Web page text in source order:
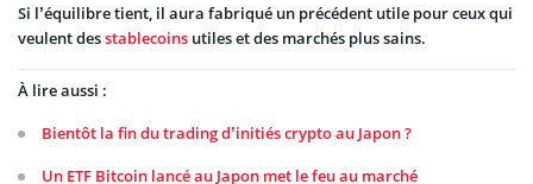
Si l’équilibre tient, il aura fabriqué un précédent utile pour ceux qui
veulent desstablecoins utiles et des marchés plus sains.
À lire aussi :
Bientôt la fin du trading d’initiés crypto au Japon ?
Un ETF Bitcoin lancé au Japon met le feu au marché